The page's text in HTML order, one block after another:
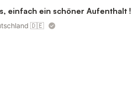
einfach ein schöner Aufenthalt !
🇩🇪